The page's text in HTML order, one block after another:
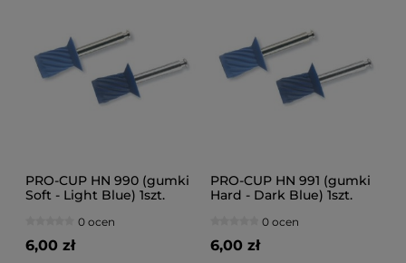
PRO-CUP HN 990 (gumki
Soft - Light Blue) 1szt.
0 ocen
6,00 zł
PRO-CUP HN 991 (gumki
Hard - Dark Blue) 1szt.
0 ocen
6,00 zł